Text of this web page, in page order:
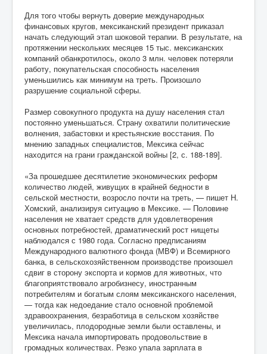
Для того чтобы вернуть доверие международных
финансовых кругов, мексиканский президент приказал
начать следующий этап шоковой терапии. В результате, на
протяжении нескольких месяцев 15 тыс. мексиканских
компаний обанкротилось, около 3 млн. человек потеряли
работу, покупательская способность населения
уменьшились как минимум на треть. Произошло
разрушение социальной сферы.
Размер совокупного продукта на душу населения стал
постоянно уменьшаться. Страну охватили политические
волнения, забастовки и крестьянские восстания. По
мнению западных специалистов, Мексика сейчас
находится на грани гражданской войны [2, с. 188-189].
«За прошедшее десятилетие экономических реформ
количество людей, живущих в крайней бедности в
сельской местности, возросло почти на треть, — пишет Н.
Хомский, анализируя ситуацию в Мексике. — Половине
населения не хватает средств для удовлетворения
основных потребностей, драматический рост нищеты
наблюдался с 1980 года. Согласно предписаниям
Международного валютного фонда (МВФ) и Всемирного
банка, в сельскохозяйственном производстве произошел
сдвиг в сторону экспорта и кормов для животных, что
благоприятствовало агробизнесу, иностранным
потребителям и богатым слоям мексиканского населения,
— тогда как недоедание стало основной проблемой
здравоохранения, безработица в сельском хозяйстве
увеличилась, плодородные земли были оставлены, и
Мексика начала импортировать продовольствие в
громадных количествах. Резко упала зарплата в